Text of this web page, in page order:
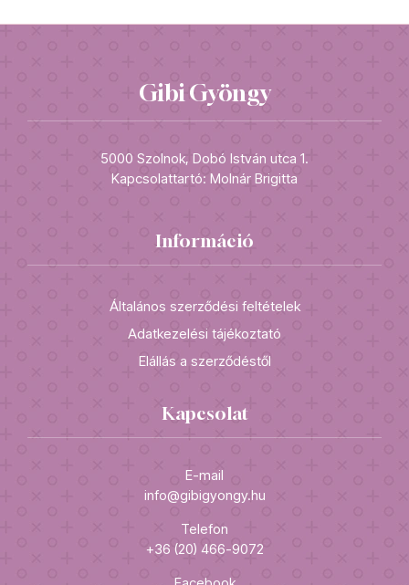
Gibi Gyöngy
5000 Szolnok, Dobó István utca 1.
Kapcsolattartó: Molnár Brigitta
Információ
Általános szerződési feltételek
Adatkezelési tájékoztató
Elállás a szerződéstől
Kapcsolat
E-mail
info@gibigyongy.hu
Telefon
+36 (20) 466-9072